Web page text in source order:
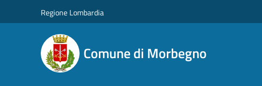
Regione Lombardia
Comune di Morbegno